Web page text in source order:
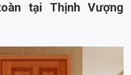
tại Thịnh Vượng